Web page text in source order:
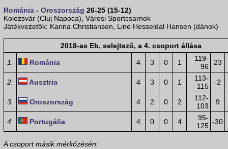
Románia - Oroszország 26-25 (15-12)
Kolozsvár (Cluj Napoca), Városi Sportcsarnok
Játékvezetők: Karina Christiansen, Line Hesseldal Hansen (dánok)
2018-as Eb, selejtező, a 4. csoport állása
1. Románia 4 3 0 1
119-
96
23
2. Ausztria 4 3 0 1
113-
115
-2
3. Oroszország 4 2 0 2
112-
103
9
4. Portugália 4 0 0 4
95-
125 -30
A csoport másik mérkőzésén: